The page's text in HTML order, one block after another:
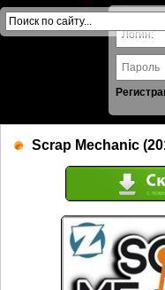
Scrap Mechanic